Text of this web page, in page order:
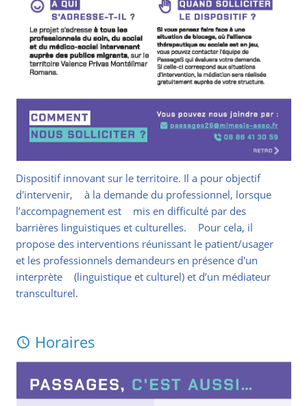
Dispositif innovant sur le territoire. Il a pour objectif
d'intervenir, à la demande du professionnel, lorsque
l’accompagnement est mis en difficulté par des
barrières linguistiques et culturelles. Pour cela, il
propose des interventions réunissant le patient/usager
et les professionnels demandeurs en présence d'un
interprète (linguistique et culturel) et d’un médiateur
transculturel.
Horaires